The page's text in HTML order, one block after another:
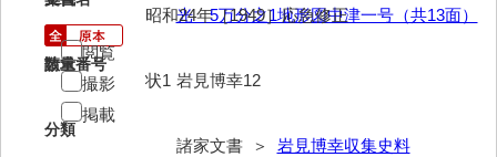
片山家文書（下関市豊浦）
勝間田家文書
光 5万分之1地形図中津一号（共13面）
請求番号
岩見博幸12
分類
諸家文書 ＞ 岩見博幸収集史料
昭和24年［1949］応急修正
数量
状1
閲覧
撮影
掲載